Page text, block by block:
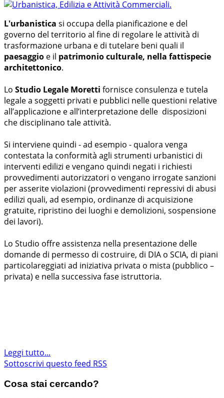
L'urbanistica si occupa della pianificazione e del
governo del territorio al fine di regolare le attività di
trasformazione urbana e di tutelare beni quali il
paesaggio e il patrimonio culturale, nella fattispecie
architettonico.
Lo Studio Legale Moretti fornisce consulenza e tutela
legale a soggetti privati e pubblici nelle questioni relative
all’applicazione e all’interpretazione delle disposizioni
che disciplinano tale attività.
Si interviene quindi - ad esempio - qualora venga
contestata la conformità agli strumenti urbanistici di
interventi edilizi e vengano quindi negati i richiesti
provvedimenti autorizzatori o vengano irrogate sanzioni
per asserite violazioni (provvedimenti repressivi di abusi
edilizi quali, ad esempio, ordinanze di acquisizione
gratuite, ripristino dei luoghi e demolizioni, sospensione
dei lavori).
Lo Studio offre assistenza nella presentazione delle
domande di permesso di costruire, di DIA o SCIA, di piani
particolareggiati ad iniziativa privata o mista (pubblico –
privata) e nella successiva fase istruttoria.
Leggi tutto...
Sottoscrivi questo feed RSS
Cosa stai cercando?